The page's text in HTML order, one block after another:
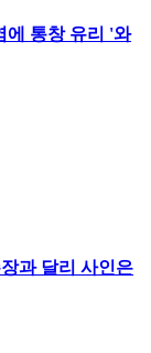
통창 유리 '와
과 달리 사인은